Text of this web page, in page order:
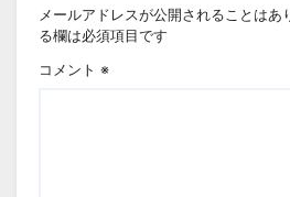
メールアドレスが公開されることはあ
る欄は必須項目です
コメント ※